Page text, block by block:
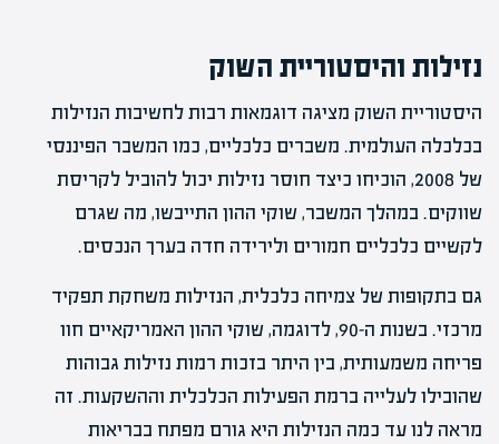
נזילות והיסטוריית השוק
היסטוריית השוק מציגה דוגמאות רבות לחשיבות הנזילות
בכלכלה העולמית. משברים כלכליים, כמו המשבר הפיננסי
של 2008, הוכיחו כיצד חוסר נזילות יכול להוביל לקריסת
שווקים. במהלך המשבר, שוקי ההון התייבשו, מה שגרם
לקשיים כלכליים חמורים ולירידה חדה בערך הנכסים.
גם בתקופות של צמיחה כלכלית, הנזילות משחקת תפקיד
מרכזי. בשנות ה-90, לדוגמה, שוקי ההון האמריקאיים חוו
פריחה משמעותית, בין היתר בזכות רמות נזילות גבוהות
שהובילו לעלייה ברמת הפעילות הכלכלית וההשקעות. זה
מראה לנו עד כמה הנזילות היא גורם מפתח בבריאות